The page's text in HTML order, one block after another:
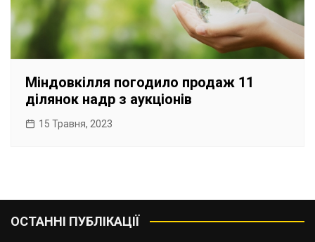
Міндовкілля погодило продаж 11
ділянок надр з аукціонів
15 Травня, 2023
ОСТАННІ ПУБЛІКАЦІЇ